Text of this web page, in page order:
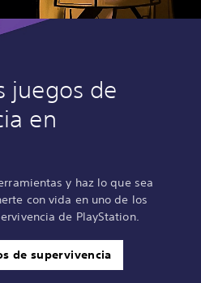
juegos de
en
y haz lo que sea
con vida en uno de los
de PlayStation.
de supervivencia